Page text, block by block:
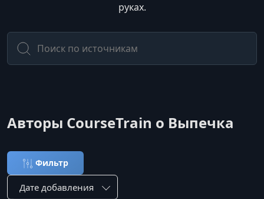
руках.
Авторы CourseTrain о Выпечка
Фильтр
Сортировка по: